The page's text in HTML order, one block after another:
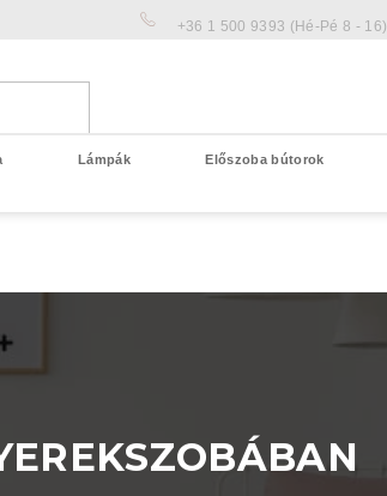
+36 1 500 9393 (Hé-Pé 8 - 16)
Lámpák Előszoba bútorok